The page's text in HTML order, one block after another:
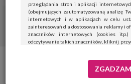
przeglądania stron i aplikacji
(obejmujących zautomatyzowaną analizę
internetowych i w aplikacjach w celu
zainteresowań dla dostosowania reklamy i
znaczników internetowych (cookies
odczytywanie takich znaczników, kliknij
Jeśli nie chcesz wyrazić zgody, kliknij „Nie
Wyrażenie zgody jest dobrowolne. Możesz